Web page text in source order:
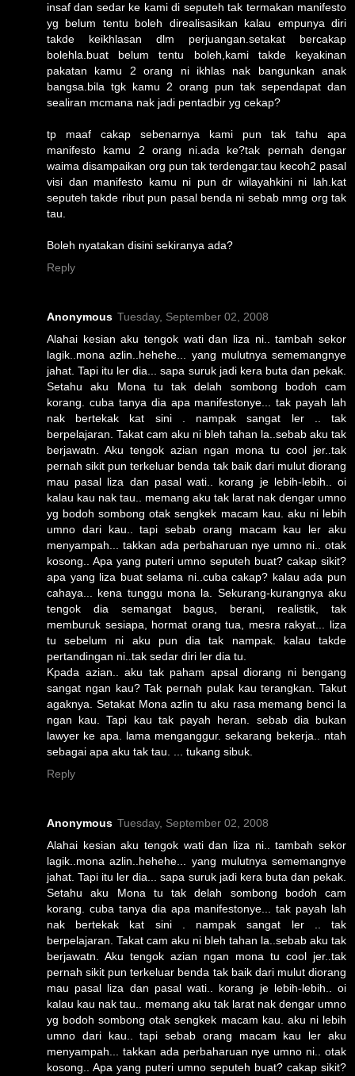
insaf dan sedar ke kami di seputeh tak termakan manifesto
yg belum tentu boleh direalisasikan kalau empunya diri
takde keikhlasan dlm perjuangan.setakat bercakap
bolehla.buat belum tentu boleh,kami takde keyakinan
pakatan kamu 2 orang ni ikhlas nak bangunkan anak
bangsa.bila tgk kamu 2 orang pun tak sependapat dan
sealiran mcmana nak jadi pentadbir yg cekap?
tp maaf cakap sebenarnya kami pun tak tahu apa
manifesto kamu 2 orang ni.ada ke?tak pernah dengar
waima disampaikan org pun tak terdengar.tau kecoh2 pasal
visi dan manifesto kamu ni pun dr wilayahkini ni lah.kat
seputeh takde ribut pun pasal benda ni sebab mmg org tak
tau.
Boleh nyatakan disini sekiranya ada?
Reply
Anonymous Tuesday, September 02, 2008
Alahai kesian aku tengok wati dan liza ni.. tambah sekor
lagik..mona azlin..hehehe... yang mulutnya sememangnye
jahat. Tapi itu ler dia... sapa suruk jadi kera buta dan pekak.
Setahu aku Mona tu tak delah sombong bodoh cam
korang. cuba tanya dia apa manifestonye... tak payah lah
nak bertekak kat sini . nampak sangat ler .. tak
berpelajaran. Takat cam aku ni bleh tahan la..sebab aku tak
berjawatn. Aku tengok azian ngan mona tu cool jer..tak
pernah sikit pun terkeluar benda tak baik dari mulut diorang
mau pasal liza dan pasal wati.. korang je lebih-lebih.. oi
kalau kau nak tau.. memang aku tak larat nak dengar umno
yg bodoh sombong otak sengkek macam kau. aku ni lebih
umno dari kau.. tapi sebab orang macam kau ler aku
menyampah... takkan ada perbaharuan nye umno ni.. otak
kosong.. Apa yang puteri umno seputeh buat? cakap sikit?
apa yang liza buat selama ni..cuba cakap? kalau ada pun
cahaya... kena tunggu mona la. Sekurang-kurangnya aku
tengok dia semangat bagus, berani, realistik, tak
memburuk sesiapa, hormat orang tua, mesra rakyat... liza
tu sebelum ni aku pun dia tak nampak. kalau takde
pertandingan ni..tak sedar diri ler dia tu.
Kpada azian.. aku tak paham apsal diorang ni bengang
sangat ngan kau? Tak pernah pulak kau terangkan. Takut
agaknya. Setakat Mona azlin tu aku rasa memang benci la
ngan kau. Tapi kau tak payah heran. sebab dia bukan
lawyer ke apa. lama menganggur. sekarang bekerja.. ntah
sebagai apa aku tak tau. ... tukang sibuk.
Reply
Anonymous Tuesday, September 02, 2008
Alahai kesian aku tengok wati dan liza ni.. tambah sekor
lagik..mona azlin..hehehe... yang mulutnya sememangnye
jahat. Tapi itu ler dia... sapa suruk jadi kera buta dan pekak.
Setahu aku Mona tu tak delah sombong bodoh cam
korang. cuba tanya dia apa manifestonye... tak payah lah
nak bertekak kat sini . nampak sangat ler .. tak
berpelajaran. Takat cam aku ni bleh tahan la..sebab aku tak
berjawatn. Aku tengok azian ngan mona tu cool jer..tak
pernah sikit pun terkeluar benda tak baik dari mulut diorang
mau pasal liza dan pasal wati.. korang je lebih-lebih.. oi
kalau kau nak tau.. memang aku tak larat nak dengar umno
yg bodoh sombong otak sengkek macam kau. aku ni lebih
umno dari kau.. tapi sebab orang macam kau ler aku
menyampah... takkan ada perbaharuan nye umno ni.. otak
kosong.. Apa yang puteri umno seputeh buat? cakap sikit?